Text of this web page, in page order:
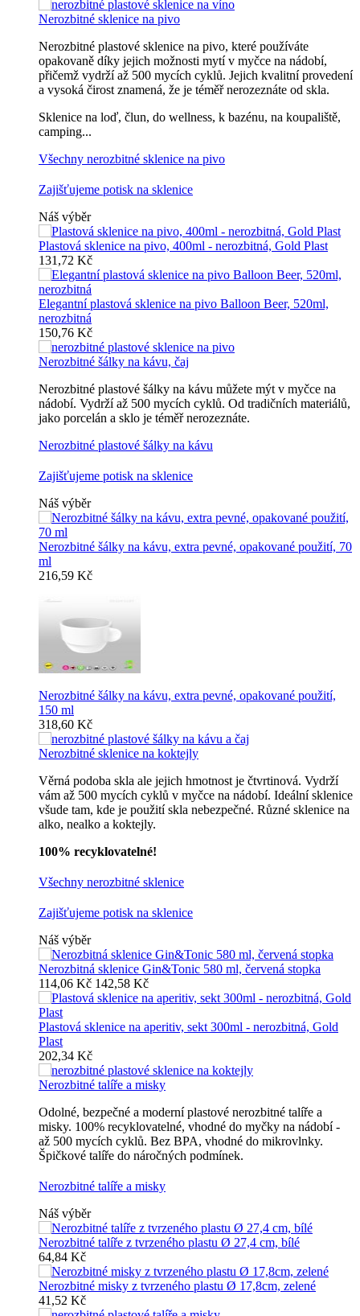
Nerozbitné sklenice na pivo
Nerozbitné plastové sklenice na pivo, které používáte
opakovaně díky jejich možnosti mytí v myčce na nádobí,
přičemž vydrží až 500 mycích cyklů. Jejich kvalitní provedení
a vysoká čirost znamená, že je téměř nerozeznáte od skla.
Sklenice na loď, člun, do wellness, k bazénu, na koupaliště,
camping...
Všechny nerozbitné sklenice na pivo
Zajišťujeme potisk na sklenice
Náš výběr
Plastová sklenice na pivo, 400ml - nerozbitná, Gold Plast
131,72 Kč
Elegantní plastová sklenice na pivo Balloon Beer, 520ml,
nerozbitná
150,76 Kč
Nerozbitné šálky na kávu, čaj
Nerozbitné plastové šálky na kávu můžete mýt v myčce na
nádobí. Vydrží až 500 mycích cyklů. Od tradičních materiálů,
jako porcelán a sklo je téměř nerozeznáte.
Nerozbitné plastové šálky na kávu
Zajišťujeme potisk na sklenice
Náš výběr
Nerozbitné šálky na kávu, extra pevné, opakované použití, 70
ml
216,59 Kč
Nerozbitné šálky na kávu, extra pevné, opakované použití,
150 ml
318,60 Kč
Nerozbitné sklenice na koktejly
Věrná podoba skla ale jejich hmotnost je čtvrtinová. Vydrží
vám až 500 mycích cyklů v myčce na nádobí. Ideální sklenice
všude tam, kde je použití skla nebezpečné. Různé sklenice na
alko, nealko a koktejly.
100% recyklovatelné!
Všechny nerozbitné sklenice
Zajišťujeme potisk na sklenice
Náš výběr
Nerozbitná sklenice Gin&Tonic 580 ml, červená stopka
114,06 Kč 142,58 Kč
Plastová sklenice na aperitiv, sekt 300ml - nerozbitná, Gold
Plast
202,34 Kč
Nerozbitné talíře a misky
Odolné, bezpečné a moderní plastové nerozbitné talíře a
misky. 100% recyklovatelné, vhodné do myčky na nádobí -
až 500 mycích cyklů. Bez BPA, vhodné do mikrovlnky.
Špičkové talíře do náročných podmínek.
Nerozbitné talíře a misky
Náš výběr
Nerozbitné talíře z tvrzeného plastu Ø 27,4 cm, bílé
64,84 Kč
Nerozbitné misky z tvrzeného plastu Ø 17,8cm, zelené
41,52 Kč